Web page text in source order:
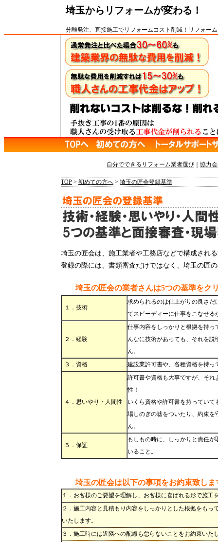
埼玉からリフォームが変わる！
分離発注、 直接施工でリフォームコスト削減 ！ リフォー
自分でできるリフォーム業者選び 協力
TOP > 初めての方へ > 埼玉の匠会登録基準
埼玉の匠会は、施工業者や工務店などで構成され
登録の際には、書類審査だけではなく、埼玉の匠
埼玉の匠会の業者さんは5つの基準をク
１．技術
求められるのは仕上がりの良さ
てスピーディーに仕事をこなせ
２．経験
仕事内容をしっかりと根拠を持
んなに技術があっても、それを
ん。
３．資格
建設業許可書や、各種資格を持っ
４．思いやり・人間性
許可書や資格も大事ですが、それ
性！
いくら資格や許可書を持ってい
場しのぎの嘘をついたり、約束を
ん。
５．保証
もしもの時に、しっかりと責任
いること。
埼玉の匠会は以下の事項をお約束致しま
１．お客様のご要望を理解し、お客様に喜ばれる形で施工
２．施工内容と見積もり内容をしっかりとした根拠をもっ
いたします。
３．施工時には近隣への配慮も怠らないことをお約束いた